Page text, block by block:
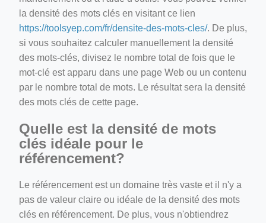
la densité des mots clés en visitant ce lien
https://toolsyep.com/fr/densite-des-mots-cles/. De plus,
si vous souhaitez calculer manuellement la densité
des mots-clés, divisez le nombre total de fois que le
mot-clé est apparu dans une page Web ou un contenu
par le nombre total de mots. Le résultat sera la densité
des mots clés de cette page.
Quelle est la densité de mots
clés idéale pour le
référencement?
Le référencement est un domaine très vaste et il n'y a
pas de valeur claire ou idéale de la densité des mots
clés en référencement. De plus, vous n'obtiendrez